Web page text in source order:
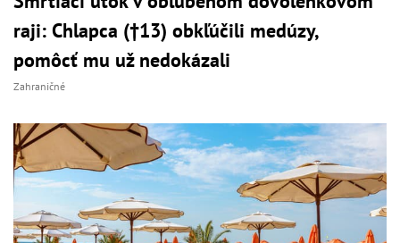
raji: Chlapca (†13) obkľúčili medúzy,
pomôcť mu už nedokázali
Zahraničné